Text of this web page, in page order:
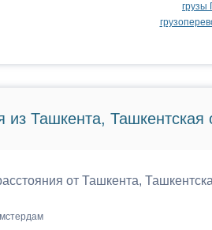
грузы
из Ташкента, Ташкентская
от Ташкента,